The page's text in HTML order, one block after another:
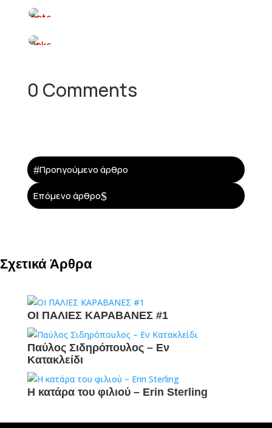
0 Comments
#Προηγούμενο άρθρο
Επόμενο άρθρο$
Σχετικά Άρθρα
ΟΙ ΠΑΛΙΕΣ ΚΑΡΑΒΑΝΕΣ #1
Παύλος Σιδηρόπουλος – Εν
Κατακλείδι
Η κατάρα του φιλιού – Erin Sterling